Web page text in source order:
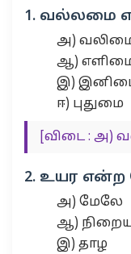
1. வல்லமை
அ)
ஆ)
இ)
ஈ) புதுமை
[விடை : அ)
2. உயர
அ) மேலே
ஆ)
இ) தாழ